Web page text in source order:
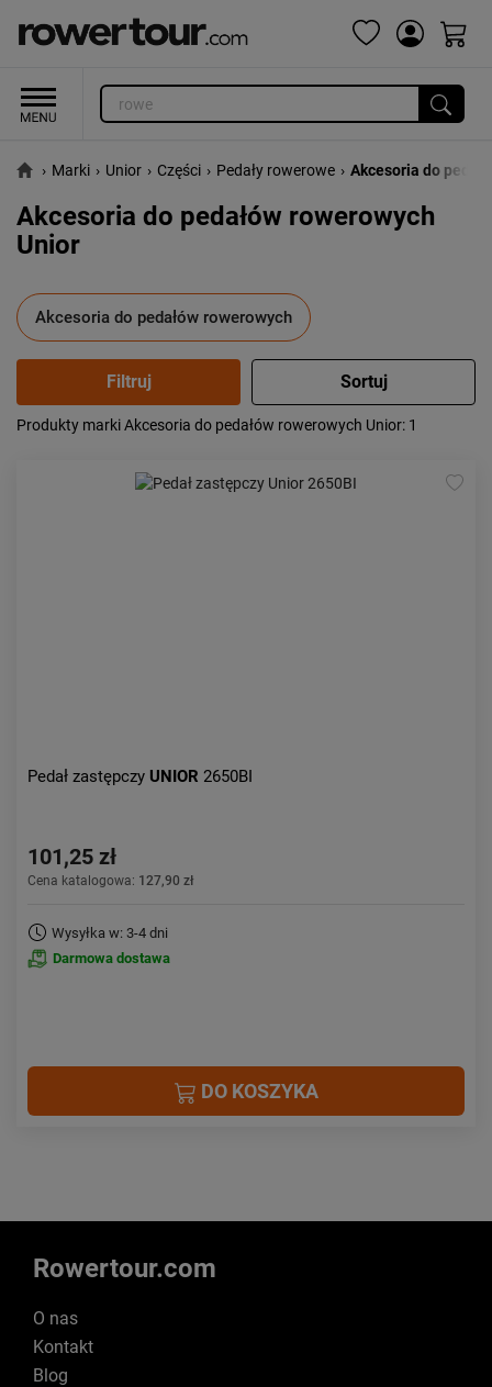
› Marki › Unior › Części › Pedały rowerowe › Akcesoria do
Akcesoria do pedałów rowerowych
Unior
Akcesoria do pedałów rowerowych
Popularność:
największa
od najwyższej
Produkty marki Akcesoria do pedałów rowerowych Unior: 1
Pedał zastępczy UNIOR 2650BI
101,25 zł
Cena katalogowa: 127,90 zł
Wysyłka w: 3-4 dni
Darmowa dostawa
DO KOSZYKA
Rowertour.com
O nas
Kontakt
Blog